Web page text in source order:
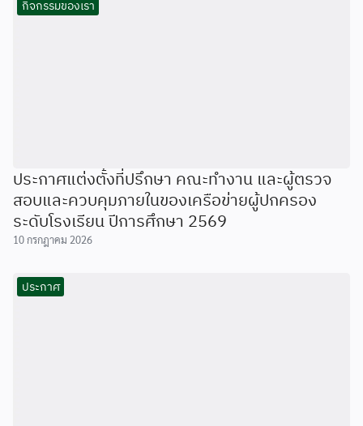
กิจกรรมของเรา
ประกาศแต่งตั้งที่ปรึกษา คณะทำงาน และผู้ตรวจ
สอบและควบคุมภายในของเครือข่ายผู้ปกครอง
ระดับโรงเรียน ปีการศึกษา 2569
10 กรกฎาคม 2026
ประกาศ